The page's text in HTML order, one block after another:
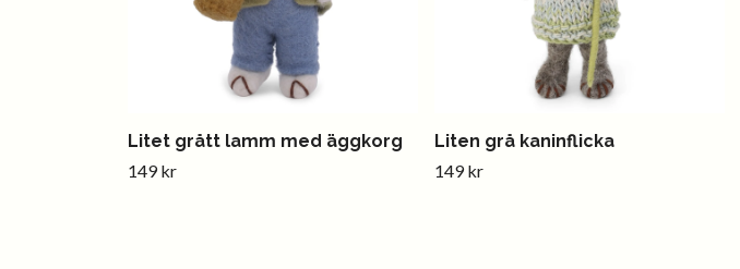
Litet grått lamm med äggkorg
149 kr
Liten grå kaninflicka
149 kr